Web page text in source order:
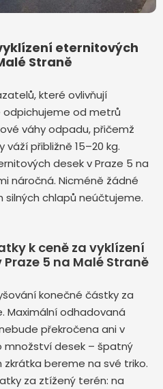
eternitových
Straně
které ovlivňují
od metrů
váhy odpadu, přičemž
přibližně 15–20 kg.
desek v Praze 5 na
náročná. Nicméně žádné
silných chlapů neúčtujeme.
k ceně za vyklízení
5 na Malé Straně
konečné částky za
Maximální odhadovaná
překročena ani v
desek – špatný
bereme na své triko.
za ztížený terén: na